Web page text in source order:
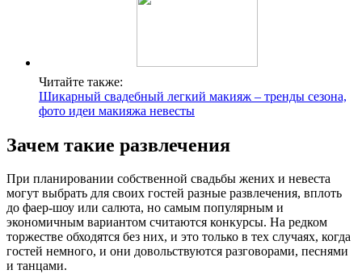
Читайте также:
Шикарный свадебный легкий макияж – тренды сезона,
фото идеи макияжа невесты
Зачем такие развлечения
При планировании собственной свадьбы жених и невеста
могут выбрать для своих гостей разные развлечения, вплоть
до фаер-шоу или салюта, но самым популярным и
экономичным вариантом считаются конкурсы. На редком
торжестве обходятся без них, и это только в тех случаях, когда
гостей немного, и они довольствуются разговорами, песнями
и танцами.